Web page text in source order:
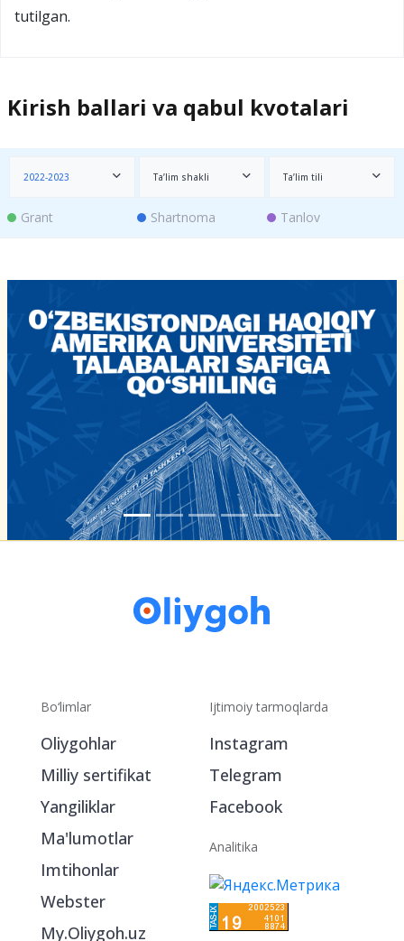
tutilgan.
Kirish ballari va qabul kvotalari
2022-2023 Ta’lim shakli Ta’lim tili
Grant Shartnoma Tanlov
Bo‘limlar
Oliygohlar
Milliy sertifikat
Yangiliklar
Ma'lumotlar
Imtihonlar
Webster
My.Oliygoh.uz
Ijtimoiy tarmoqlarda
Instagram
Telegram
Facebook
Analitika